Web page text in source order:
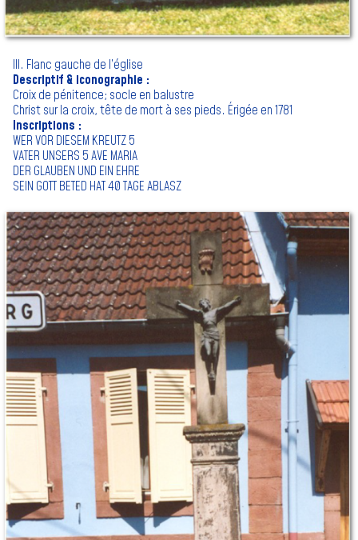
III. Flanc gauche de l’église
Descriptif & iconographie :
Croix de pénitence; socle en balustre
Christ sur la croix, tête de mort à ses pieds. Érigée en 1781
Inscriptions :
WER VOR DIESEM KREUTZ 5
VATER UNSERS 5 AVE MARIA
DER GLAUBEN UND EIN EHRE
SEIN GOTT BETED HAT 40 TAGE ABLASZ